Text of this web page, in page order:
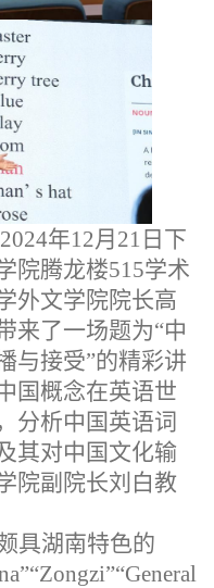
2024年12月21日下
院腾龙楼515学术
外文学院院长高
来了一场题为“中
与接受”的精彩讲
国概念在英语世
分析中国英语词
其对中国文化输
院副院长刘白教
具湖南特色的